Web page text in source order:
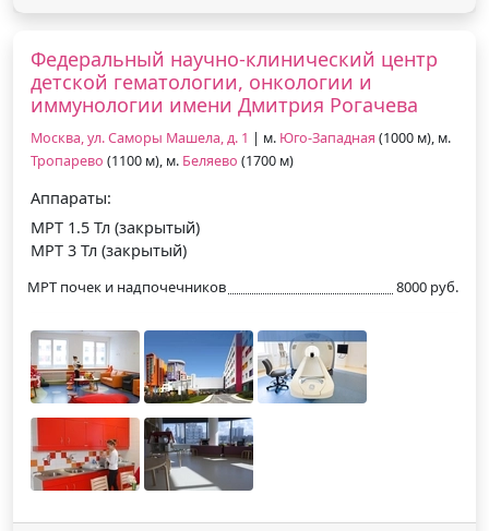
Федеральный научно-клинический центр
детской гематологии, онкологии и
иммунологии имени Дмитрия Рогачева
Москва, ул. Саморы Машела, д. 1 | м. Юго-Западная (1000 м), м.
Тропарево (1100 м), м. Беляево (1700 м)
Аппараты:
МРТ 1.5 Тл (закрытый)
МРТ 3 Тл (закрытый)
МРТ почек и надпочечников 8000 руб.